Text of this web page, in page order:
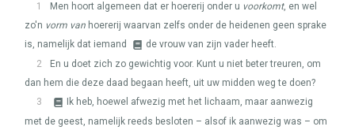
1 Men hoort algemeen dat er hoererij onder u voorkomt, en wel
zo'n vorm van hoererij waarvan zelfs onder de heidenen geen sprake
is, namelijk dat iemand
de vrouw van zijn vader heeft.
2
En u doet zich zo gewichtig voor. Kunt u niet beter treuren, om
dan hem die deze daad begaan heeft, uit uw midden weg te doen?
3
Ik heb, hoewel afwezig met het lichaam, maar aanwezig
met de geest, namelijk reeds besloten – alsof ik aanwezig was – om